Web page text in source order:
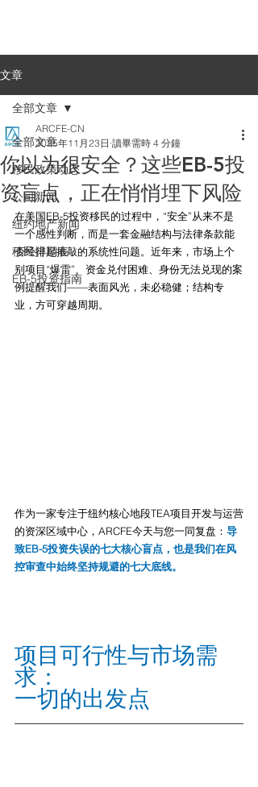
文章
全部文章
移民政策动态
公司新闻
纽约地产新闻
移民排期表
EB-5投资指南
全部文章
你以为很安全？这些EB-5投
资盲点，正在悄悄埋下风险
ARCFE-CN
2025年11月23日 讀畢需時 4 分鐘
在美国EB-5投资移民的过程中，“安全”从来不是
一个感性判断，而是一套金融结构与法律条款能
否经得起推敲的系统性问题。近年来，市场上个
别项目“爆雷”、资金兑付困难、身份无法兑现的案
例提醒我们——表面风光，未必稳健；结构专
业，方可穿越周期。
作为一家专注于纽约核心地段TEA项目开发与运营
的资深区域中心，ARCFE今天与您一同复盘： 导
致EB-5投资失误的七大核心盲点，也是我们在风
控审查中始终坚持规避的七大底线。
项目可行性与市场需
求：
一切的出发点